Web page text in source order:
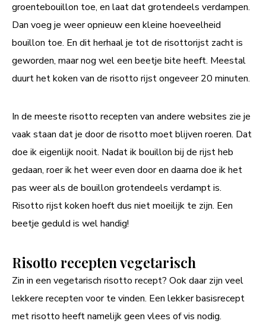
groentebouillon toe, en laat dat grotendeels verdampen.
Dan voeg je weer opnieuw een kleine hoeveelheid
bouillon toe. En dit herhaal je tot de risottorijst zacht is
geworden, maar nog wel een beetje bite heeft. Meestal
duurt het koken van de risotto rijst ongeveer 20 minuten.
In de meeste risotto recepten van andere websites zie je
vaak staan dat je door de risotto moet blijven roeren. Dat
doe ik eigenlijk nooit. Nadat ik bouillon bij de rijst heb
gedaan, roer ik het weer even door en daarna doe ik het
pas weer als de bouillon grotendeels verdampt is.
Risotto rijst koken hoeft dus niet moeilijk te zijn. Een
beetje geduld is wel handig!
Risotto recepten vegetarisch
Zin in een vegetarisch risotto recept? Ook daar zijn veel
lekkere recepten voor te vinden. Een lekker basisrecept
met risotto heeft namelijk geen vlees of vis nodig.